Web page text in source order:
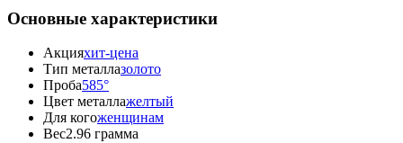
Основные характеристики
Акцияхит-цена
Тип металлазолото
Проба585°
Цвет металлажелтый
Для когоженщинам
Вес2.96 грамма